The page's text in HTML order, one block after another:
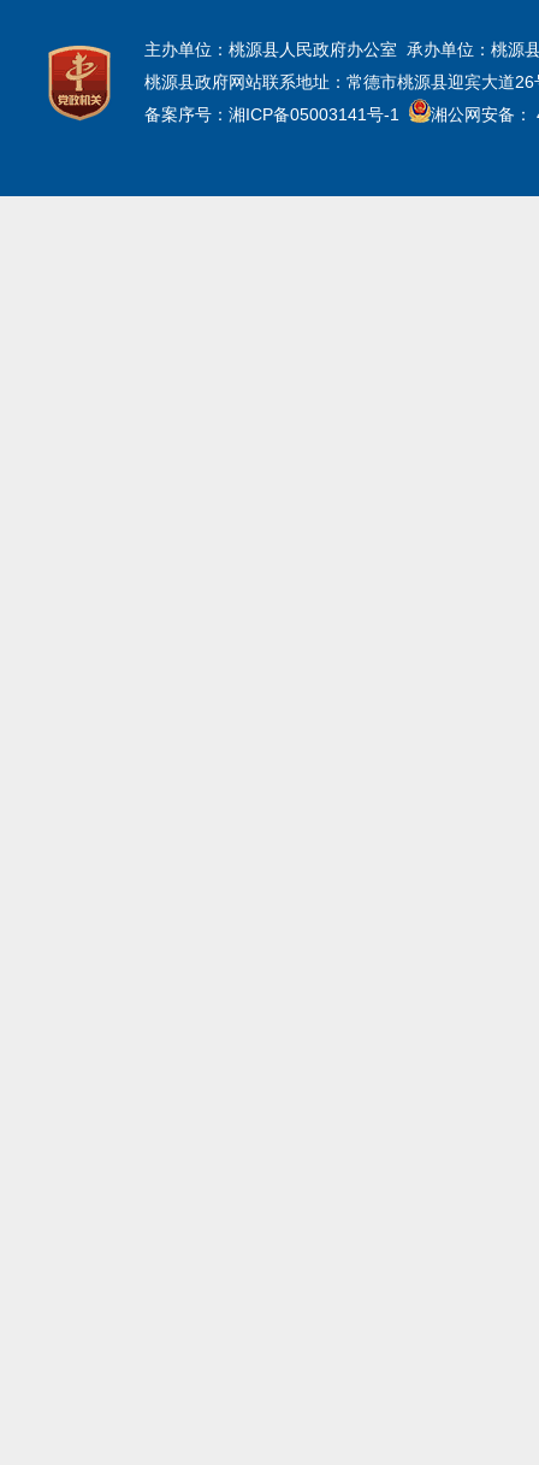
主办单位：桃源县人民政府办公室 承办单位：桃源
桃源县政府网站联系地址：常德市桃源县迎宾大道
备案序号：湘ICP备05003141号-1
湘公网安备：